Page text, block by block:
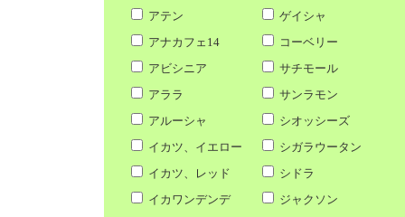
アテン
ゲイシャ
アナカフェ14
コーベリー
アビシニア
サチモール
アララ
サンラモン
アルーシャ
シオッシーズ
イカツ、イエロー
シガラウータン
イカツ、レッド
シドラ
イカワンデンデ
ジャクソン